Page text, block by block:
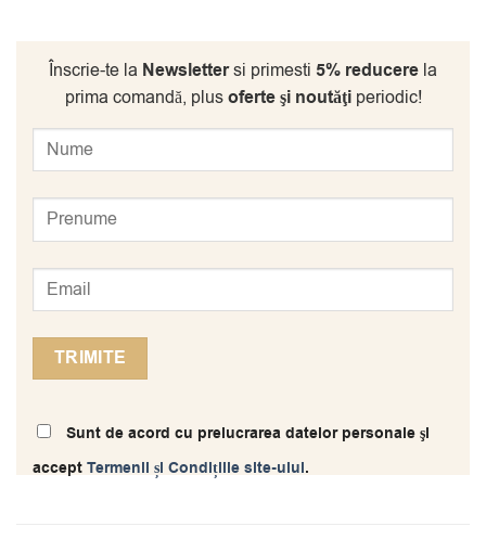
Înscrie-te la Newslettersi primesti 5% reducere la
prima comandă, plusoferte şi noutăţiperiodic!
Sunt de acord cu prelucrarea datelor personale şi
acceptTermenii și Condițiile site-ului.